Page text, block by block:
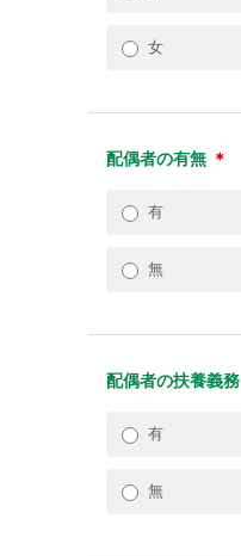
女
配偶者の有無 ＊
有
無
配偶者の扶養義務
有
無